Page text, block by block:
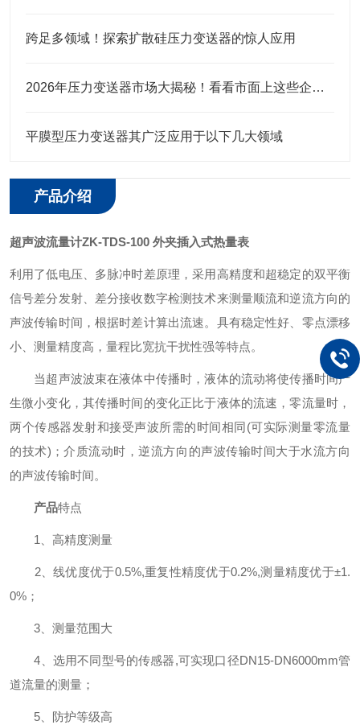
跨足多领域！探索扩散硅压力变送器的惊人应用
2026年压力变送器市场大揭秘！看看市面上这些企业口碑究竟咋样？
平膜型压力变送器其广泛应用于以下几大领域
产品介绍
超声波流量计ZK-TDS-100 外夹插入式热量表
利用了低电压、多脉冲时差原理，采用高精度和超稳定的双平衡
信号差分发射、差分接收数字检测技术来测量顺流和逆流方向的
声波传输时间，根据时差计算出流速。具有稳定性好、零点漂移
小、测量精度高，量程比宽抗干扰性强等特点。
当超声波波束在液体中传播时，液体的流动将使传播时间产
生微小变化，其传播时间的变化正比于液体的流速，零流量时，
两个传感器发射和接受声波所需的时间相同(可实际测量零流量
的技术)；介质流动时，逆流方向的声波传输时间大于水流方向
的声波传输时间。
产品特点
1、高精度测量
2、线优度优于0.5%,重复性精度优于0.2%,测量精度优于±1.
0%；
3、测量范围大
4、选用不同型号的传感器,可实现口径DN15-DN6000mm管
道流量的测量；
5、防护等级高